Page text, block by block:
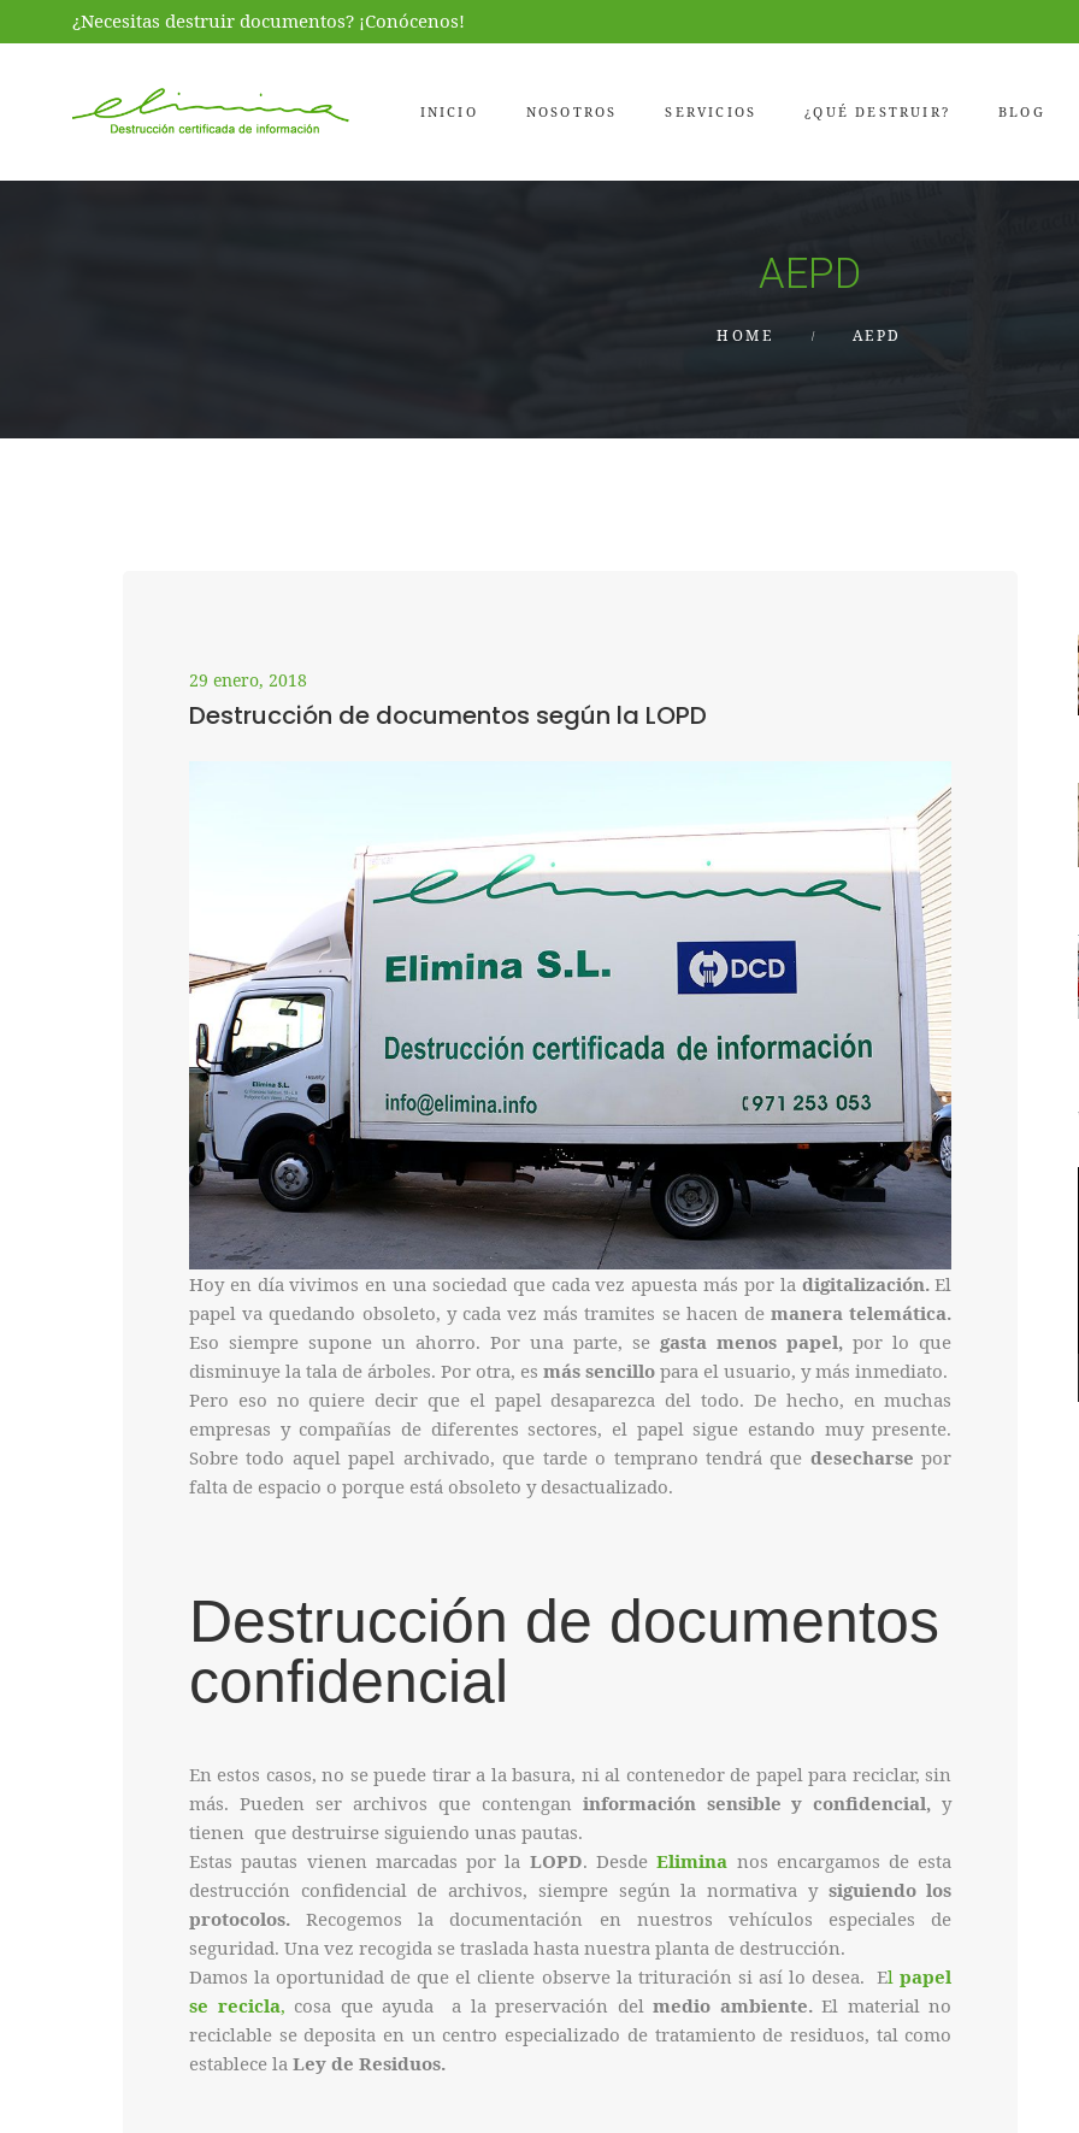
¿Necesitas destruir documentos? ¡Conócenos!
INICIO NOSOTROS SERVICIOS ¿QUÉ DESTRUIR? BLOG
AEPD
HOME AEPD
29 enero, 2018
Destrucción de documentos según la LOPD
Hoy en día vivimos en una sociedad que cada vez apuesta más por la digitalización.El
papel va quedando obsoleto, y cada vez más tramites se hacen demanera telemática.
Eso siempre supone un ahorro. Por una parte, se gasta menos papel, por lo que
disminuye la tala de árboles. Por otra, es más sencillo para el usuario, y más inmediato.
Pero eso no quiere decir que el papel desaparezca del todo. De hecho, en muchas
empresas y compañías de diferentes sectores, el papel sigue estando muy presente.
Sobre todo aquel papel archivado, que tarde o temprano tendrá que desecharse por
falta de espacio o porque está obsoleto y desactualizado.
Destrucción de documentos
confidencial
En estos casos, no se puede tirar a la basura, ni al contenedor de papel para reciclar, sin
más. Pueden ser archivos que contengan información sensible y confidencial, y
tienen que destruirse siguiendo unas pautas.
Estas pautas vienen marcadas por la LOPD. DesdeElimina nos encargamos de esta
destrucción confidencial de archivos, siempre según la normativa y siguiendo los
protocolos. Recogemos la documentación en nuestros vehículos especiales de
seguridad. Una vez recogida se traslada hasta nuestra planta de destrucción.
Damos la oportunidad de que el cliente observe la trituración si así lo desea. Elpapel
se recicla, cosa que ayuda a la preservación delmedio ambiente.El material no
reciclable se deposita en un centro especializado de tratamiento de residuos, tal como
establece la Ley de Residuos.